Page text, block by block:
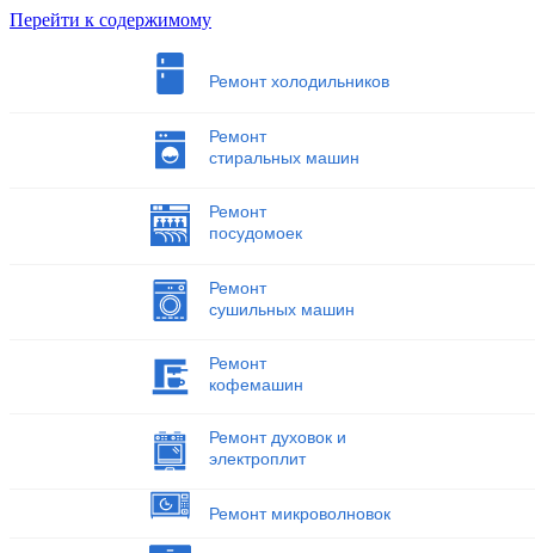
Перейти к содержимому
Ремонт холодильников
Ремонт
стиральных машин
Ремонт
посудомоек
Ремонт
сушильных машин
Ремонт
кофемашин
Ремонт духовок и
электроплит
Ремонт микроволновок